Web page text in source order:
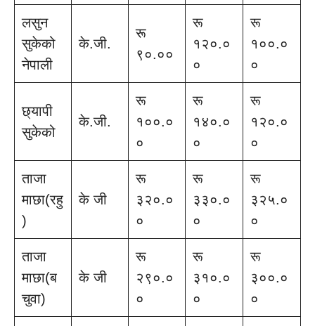
लसुन
सुकेको
नेपाली
के.जी.
रू
९०.००
रू
१२०.०
०
रू
१००.०
०
छ्यापी
सुकेको
के.जी.
रू
१००.०
०
रू
१४०.०
०
रू
१२०.०
०
ताजा
माछा(रहु
)
के जी
रू
३२०.०
०
रू
३३०.०
०
रू
३२५.०
०
ताजा
माछा(ब
चुवा)
के जी
रू
२९०.०
०
रू
३१०.०
०
रू
३००.०
०